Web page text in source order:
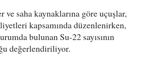
ve saha kaynaklarına göre uçuşlar,
kapsamında düzenlenirken,
bulunan Su-22 sayısının
değerlendiriliyor.